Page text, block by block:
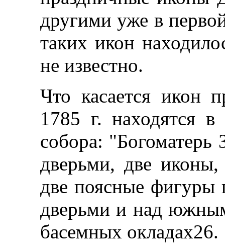
другими уже в
таких икон
не известно.
Что касается икон
1785 г. находятся
собора:
дверьми, две
две поясные фигуры
дверьми и над
басемных окладах26.